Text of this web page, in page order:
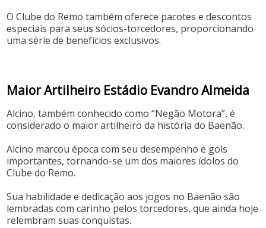
O Clube do Remo também oferece pacotes e descontos
especiais para seus sócios-torcedores, proporcionando
uma série de benefícios exclusivos.
Maior Artilheiro Estádio Evandro Almeida
Alcino, também conhecido como “Negão Motora”, é
considerado o maior artilheiro da história do Baenão.
Alcino marcou época com seu desempenho e gols
importantes, tornando-se um dos maiores ídolos do
Clube do Remo.
Sua habilidade e dedicação aos jogos no Baenão são
lembradas com carinho pelos torcedores, que ainda hoje
relembram suas conquistas.